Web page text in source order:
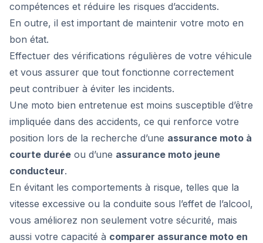
compétences et réduire les risques d’accidents.
En outre, il est important de maintenir votre moto en
bon état.
Effectuer des vérifications régulières de votre véhicule
et vous assurer que tout fonctionne correctement
peut contribuer à éviter les incidents.
Une moto bien entretenue est moins susceptible d’être
impliquée dans des accidents, ce qui renforce votre
position lors de la recherche d’une assurance moto à
courte durée ou d’une assurance moto jeune
conducteur.
En évitant les comportements à risque, telles que la
vitesse excessive ou la conduite sous l’effet de l’alcool,
vous améliorez non seulement votre sécurité, mais
aussi votre capacité à comparer assurance moto en